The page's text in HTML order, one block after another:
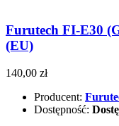
Furutech FI-E30
(EU)
140,00 zł
Producent:
Dostępność: